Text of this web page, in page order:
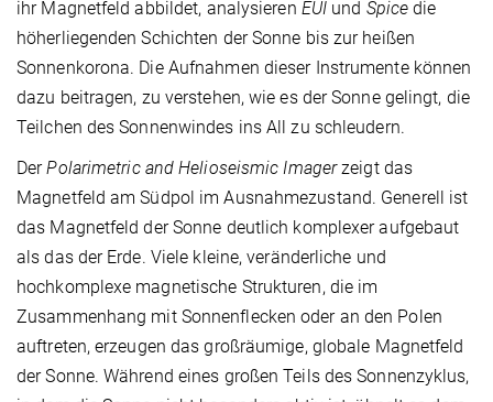
ihr Magnetfeld abbildet, analysieren EUI und Spice die
höherliegenden Schichten der Sonne bis zur heißen
Sonnenkorona. Die Aufnahmen dieser Instrumente können
dazu beitragen, zu verstehen, wie es der Sonne gelingt, die
Teilchen des Sonnenwindes ins All zu schleudern.
DerPolarimetric and Helioseismic Imagerzeigt das
Magnetfeld am Südpol im Ausnahmezustand. Generell ist
das Magnetfeld der Sonne deutlich komplexer aufgebaut
als das der Erde. Viele kleine, veränderliche und
hochkomplexe magnetische Strukturen, die im
Zusammenhang mit Sonnenflecken oder an den Polen
auftreten, erzeugen das großräumige, globale Magnetfeld
der Sonne. Während eines großen Teils des Sonnenzyklus,